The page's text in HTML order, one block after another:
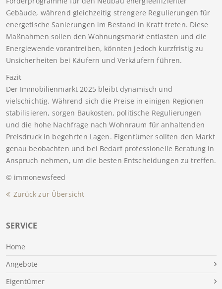
SERVICE
Home
Angebote
Eigentümer
Gebäude, während gleichzeitig strengere Regulierungen für
energetische Sanierungen im Bestand in Kraft treten. Diese
Maßnahmen sollen den Wohnungsmarkt entlasten und die
Energiewende vorantreiben, könnten jedoch kurzfristig zu
Unsicherheiten bei Käufern und Verkäufern führen.
Fazit
Der Immobilienmarkt 2025 bleibt dynamisch und
vielschichtig. Während sich die Preise in einigen Regionen
stabilisieren, sorgen Baukosten, politische Regulierungen
und die hohe Nachfrage nach Wohnraum für anhaltenden
Preisdruck in begehrten Lagen. Eigentümer sollten den Markt
genau beobachten und bei Bedarf professionelle Beratung in
Anspruch nehmen, um die besten Entscheidungen zu treffen.
© immonewsfeed
Zurück zur Übersicht